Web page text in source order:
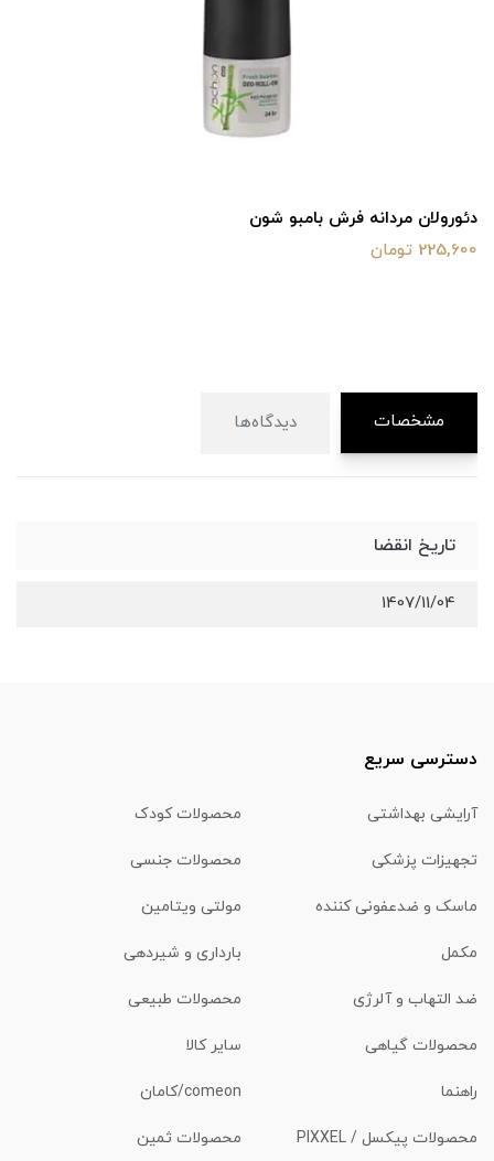
دئورولان مردانه فرش بامبو شون
225,600 تومان
مشخصات دیدگاه‌ها
تاریخ انقضا
1407/11/04
دسترسی سریع
آرایشی بهداشتی محصولات کودک
تجهیزات پزشکی محصولات جنسی
ماسک و ضدعفونی کننده مولتی ویتامین
مکمل بارداری و شیردهی
ضد التهاب و آلرژی محصولات طبیعی
محصولات گیاهی سایر کالا
راهنما comeon/کامان
محصولات پیکسل / PIXXEL محصولات ثمین